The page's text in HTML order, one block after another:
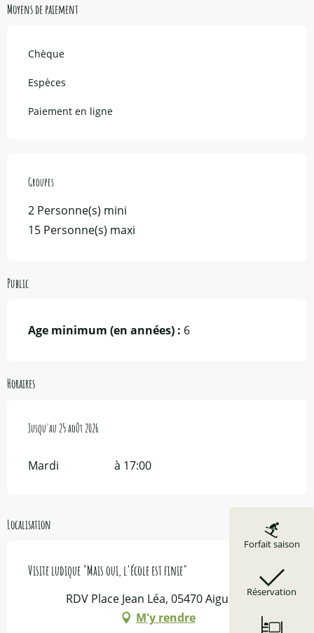
Forfait saison
Réservation
Moyens de paiement
Chèque
Espèces
Paiement en ligne
Groupes
Groupes
2 Personne(s) mini
15 Personne(s) maxi
Public
Age minimum (en années) : 6
Horaires
Du7 juillet 2026 au25 août 2026
Jusqu'au 25 août 2026
Mardi à 17:00
Localisation
Visite ludique "Mais oui, l'école est finie"
RDV Place Jean Léa, 05470 Aiguilles
M'y rendre